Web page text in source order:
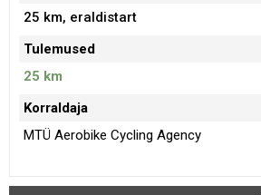
25 km, eraldistart
Tulemused
25 km
Korraldaja
MTÜ Aerobike Cycling Agency